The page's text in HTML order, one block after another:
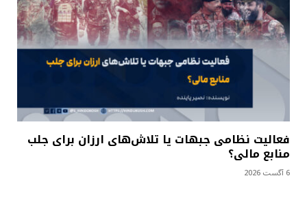
فعالیت نظامی جبهات یا تلاش‌های ارزان برای جلب
منابع مالی؟
6 آگست 2026